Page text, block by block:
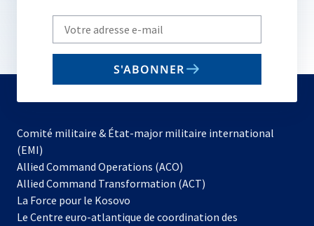
Write
your
email
S'ABONNER
Comité militaire & État-major militaire international
(EMI)
Allied Command Operations (ACO)
dans
nouvel
Allied Command Transformation (ACT)
La Force pour le Kosovo
dans
Le Centre euro-atlantique de coordination des